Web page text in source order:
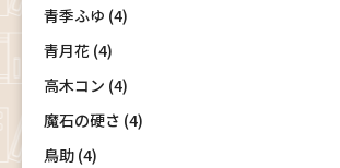
青季ふゆ (4)
青月花 (4)
高木コン (4)
魔石の硬さ (4)
鳥助 (4)